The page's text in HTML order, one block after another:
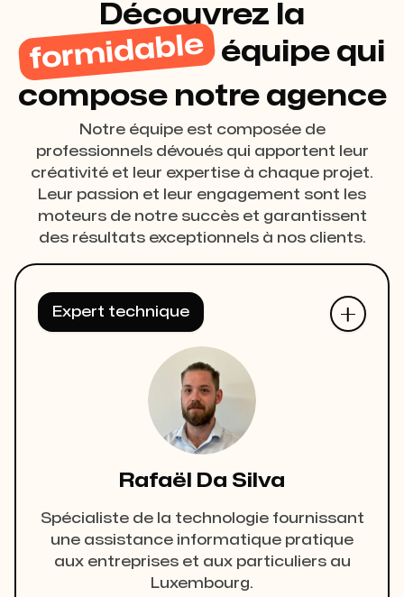
Découvrez la
formidable équipe qui
compose notre agence
Notre équipe est composée de
professionnels dévoués qui apportent leur
créativité et leur expertise à chaque projet.
Leur passion et leur engagement sont les
moteurs de notre succès et garantissent
des résultats exceptionnels à nos clients.
Expert technique
Rafaël Da Silva
Spécialiste de la technologie fournissant
une assistance informatique pratique
aux entreprises et aux particuliers au
Luxembourg.